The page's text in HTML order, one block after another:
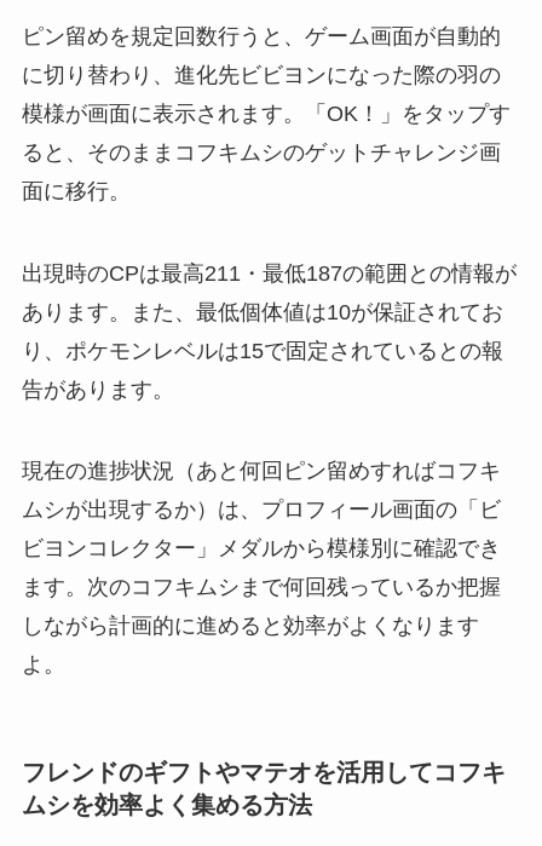
ピン留めを規定回数行うと、ゲーム画面が自動的
に切り替わり、進化先ビビヨンになった際の羽の
模様が画面に表示されます。「OK！」をタップす
ると、そのままコフキムシのゲットチャレンジ画
面に移行。
出現時のCPは最高211・最低187の範囲との情報が
あります。また、最低個体値は10が保証されてお
り、ポケモンレベルは15で固定されているとの報
告があります。
現在の進捗状況（あと何回ピン留めすればコフキ
ムシが出現するか）は、プロフィール画面の「ビ
ビヨンコレクター」メダルから模様別に確認でき
ます。次のコフキムシまで何回残っているか把握
しながら計画的に進めると効率がよくなります
よ。
フレンドのギフトやマテオを活用してコフキ
ムシを効率よく集める方法